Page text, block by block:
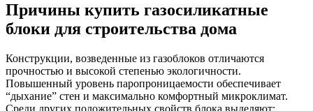
Причины купить газосиликатные
блоки для строительства дома
Конструкции, возведенные из газоблоков отличаются
прочностью и высокой степенью экологичности.
Повышенный уровень паропроницаемости обеспечивает
“дыхание” стен и максимально комфортный микроклимат.